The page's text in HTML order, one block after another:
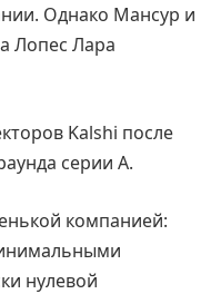
Однако Мансур и
Лопес Лара
Kalshi после
серии A.
компанией:
нулевой